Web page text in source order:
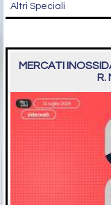
Altri Speciali
MERCATI
R.